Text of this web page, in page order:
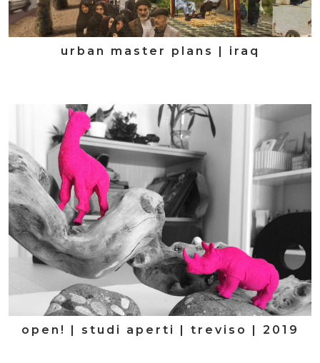
urban master plans | iraq
open! | studi aperti | treviso | 2019